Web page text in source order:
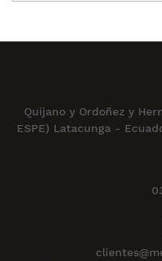
Quijano y Ordoñez y
ESPE) Latacunga -